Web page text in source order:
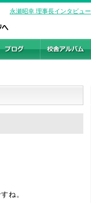
永瀬昭幸 理事長インタビュー
ね。